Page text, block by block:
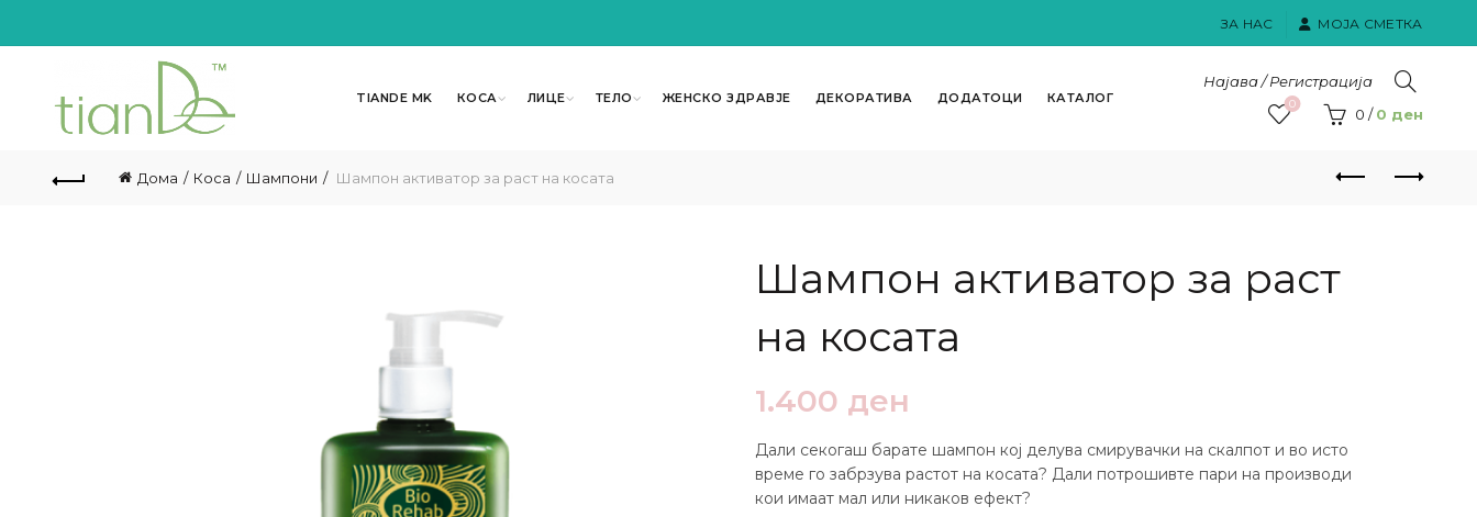
ЗА НАС МОЈА СМЕТКА
TIANDE MK КОСА ЛИЦЕ ТЕЛО ЖЕНСКО ЗДРАВЈЕ ДЕКОРАТИВА ДОДАТОЦИ КАТАЛОГ
Најава / Регистрација
0
0 / 0 ден
Дома Коса Шампони Шампон активатор за раст на косата
Шампон активатор за раст
на косата
1.400 ден
Дали секогаш барате шампон кој делува смирувачки на скалпот и во исто
време го забрзува растот на косата? Дали потрошивте пари на производи
кои имаат мал или никаков ефект?